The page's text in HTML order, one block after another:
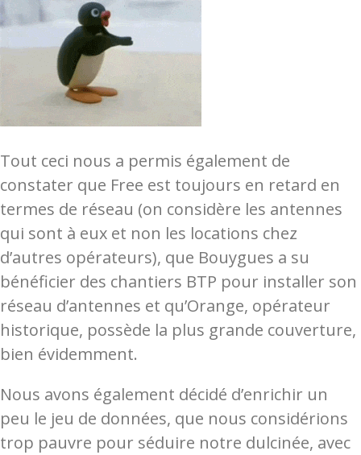
Tout ceci nous a permis également de
constater que Free est toujours en retard en
termes de réseau (on considère les antennes
qui sont à eux et non les locations chez
d’autres opérateurs), que Bouygues a su
bénéficier des chantiers BTP pour installer son
réseau d’antennes et qu’Orange, opérateur
historique, possède la plus grande couverture,
bien évidemment.
Nous avons également décidé d’enrichir un
peu le jeu de données, que nous considérions
trop pauvre pour séduire notre dulcinée, avec